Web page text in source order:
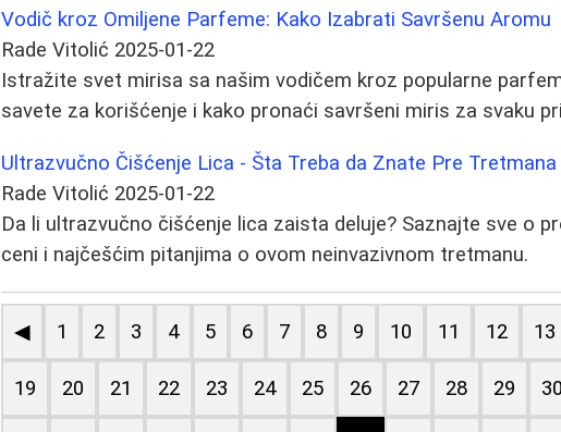
Vodič kroz Omiljene Parfeme: Kako Izabrati Savršenu Aromu
Rade Vitolić 2025-01-22
Istražite svet mirisa sa našim vodičem kroz popularne
savete za korišćenje i kako pronaći savršeni miris za svaku
Ultrazvučno Čišćenje Lica - Šta Treba da Znate Pre Tretmana
Rade Vitolić 2025-01-22
Da li ultrazvučno čišćenje lica zaista deluje? Saznajte sve o
ceni i najčešćim pitanjima o ovom neinvazivnom tretmanu.
◀ 1 2 3 4 5 6 7 8 9 10 11 12 13
19 20 21 22 23 24 25 26 27 28 29 30